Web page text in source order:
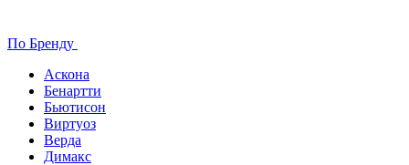
По Бренду
Аскона
Бенартти
Бьютисон
Виртуоз
Верда
Димакс